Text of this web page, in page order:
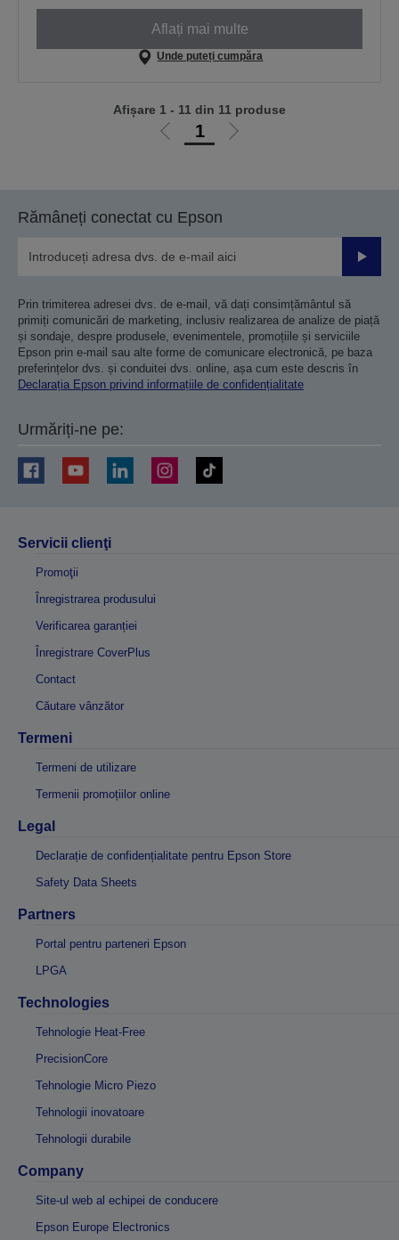
Aflați mai multe
Unde puteți cumpăra
Mergi
1
Mergi
Afișare 1 - 11 din 11 produse
Rămâneți conectat cu Epson
Prin trimiterea adresei dvs. de e-mail, vă dați consimțământul să
primiți comunicări de marketing, inclusiv realizarea de analize de piață
și sondaje, despre produsele, evenimentele, promoțiile și serviciile
Epson prin e-mail sau alte forme de comunicare electronică, pe baza
preferințelor dvs. și conduitei dvs. online, așa cum este descris în
Declarația Epson privind informațiile de confidențialitate
Urmăriți-ne pe:
Servicii clienţi
Promoţii
Înregistrarea produsului
Verificarea garanției
Înregistrare CoverPlus
Contact
Căutare vânzător
Termeni
Termeni de utilizare
Termenii promoțiilor online
Legal
Declarație de confidențialitate pentru Epson Store
Safety Data Sheets
Partners
Portal pentru parteneri Epson
LPGA
Technologies
Tehnologie Heat-Free
PrecisionCore
Tehnologie Micro Piezo
Tehnologii inovatoare
Tehnologii durabile
Company
Site-ul web al echipei de conducere
Epson Europe Electronics